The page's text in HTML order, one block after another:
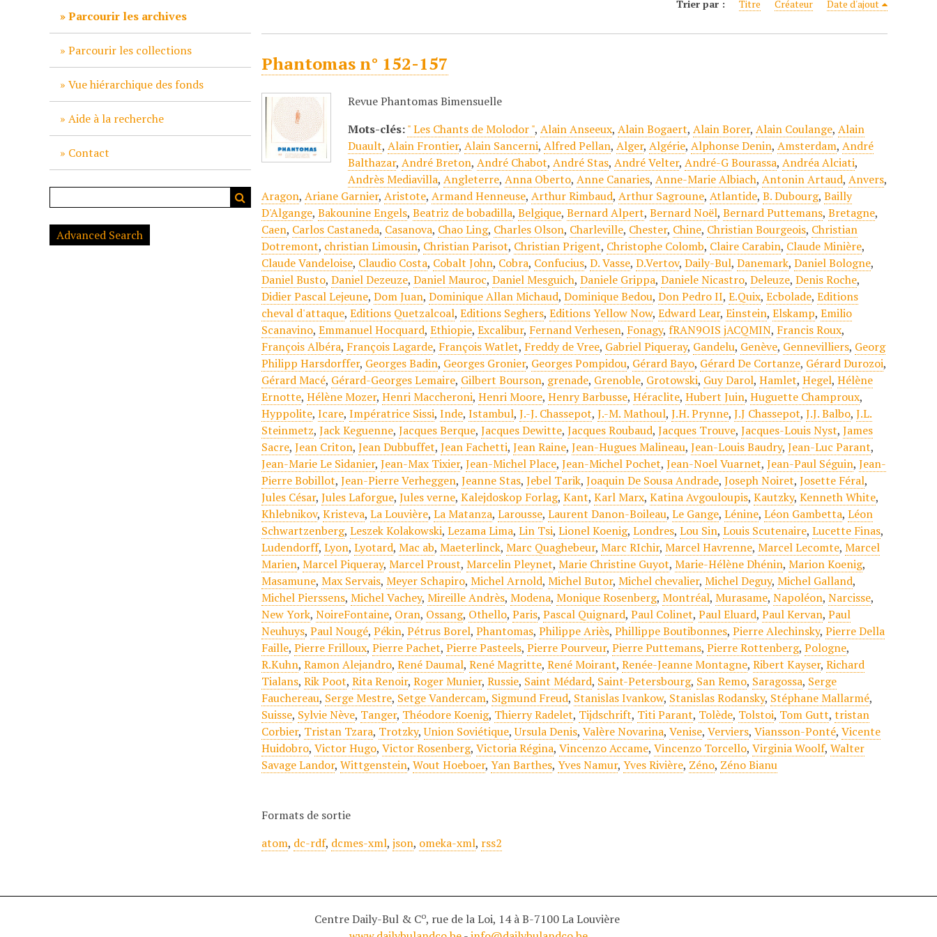
Parcourir les archives
Parcourir les collections
Vue hiérarchique des fonds
Aide à la recherche
Contact
Advanced Search
Trier par : Titre Créateur Date d'ajout
Phantomas n° 152-157
Revue Phantomas Bimensuelle
Mots-clés:" Les Chants de Molodor ",Alain Anseeux,Alain Bogaert,Alain Borer,Alain Coulange,Alain
Duault,Alain Frontier,Alain Sancerni,Alfred Pellan,Alger,Algérie,Alphonse Denin,Amsterdam,André
Balthazar,André Breton,André Chabot,André Stas,André Velter,André-G Bourassa,Andréa Alciati,
Andrès Mediavilla,Angleterre,Anna Oberto,Anne Canaries,Anne-Marie Albiach,Antonin Artaud,Anvers,
Aragon,Ariane Garnier,Aristote,Armand Henneuse,Arthur Rimbaud,Arthur Sagroune,Atlantide,B. Dubourg,Bailly
D'Algange,Bakounine Engels,Beatriz de bobadilla,Belgique,Bernard Alpert,Bernard Noël,Bernard Puttemans,Bretagne,
Caen, Carlos Castaneda, Casanova, Chao Ling, Charles Olson, Charleville, Chester, Chine, Christian Bourgeois, Christian
Dotremont, christian Limousin, Christian Parisot, Christian Prigent, Christophe Colomb, Claire Carabin, Claude Minière,
Claude Vandeloise, Claudio Costa, Cobalt John, Cobra, Confucius,D. Vasse,D.Vertov,Daily-Bul,Danemark,Daniel Bologne,
Daniel Busto,Daniel Dezeuze,Daniel Mauroc,Daniel Mesguich,Daniele Grippa,Daniele Nicastro,Deleuze,Denis Roche,
Didier Pascal Lejeune,Dom Juan,Dominique Allan Michaud,Dominique Bedou,Don Pedro II,E.Quix,Ecbolade,Editions
cheval d'attaque,Editions Quetzalcoal,Editions Seghers,Editions Yellow Now,Edward Lear,Einstein,Elskamp,Emilio
Scanavino,Emmanuel Hocquard,Ethiopie,Excalibur, Fernand Verhesen, Fonagy,fRAN9OIS jACQMIN, Francis Roux,
François Albéra, François Lagarde, François Watlet, Freddy de Vree, Gabriel Piqueray, Gandelu, Genève, Gennevilliers, Georg
Philipp Harsdorffer, Georges Badin, Georges Gronier, Georges Pompidou, Gérard Bayo, Gérard De Cortanze, Gérard Durozoi,
Gérard Macé, Gérard-Georges Lemaire, Gilbert Bourson, grenade, Grenoble, Grotowski, Guy Darol,Hamlet,Hegel,Hélène
Ernotte,Hélène Mozer,Henri Maccheroni,Henri Moore,Henry Barbusse,Héraclite,Hubert Juin,Huguette Champroux,
Hyppolite,Icare,Impératrice Sissi,Inde,Istambul,J.-J. Chassepot,J.-M. Mathoul,J.H. Prynne,J.J Chassepot,J.J. Balbo,J.L.
Steinmetz,Jack Keguenne,Jacques Berque,Jacques Dewitte,Jacques Roubaud,Jacques Trouve,Jacques-Louis Nyst,James
Sacre,Jean Criton,Jean Dubbuffet,Jean Fachetti,Jean Raine,Jean-Hugues Malineau,Jean-Louis Baudry,Jean-Luc Parant,
Jean-Marie Le Sidanier,Jean-Max Tixier,Jean-Michel Place,Jean-Michel Pochet,Jean-Noel Vuarnet,Jean-Paul Séguin,Jean-
Pierre Bobillot,Jean-Pierre Verheggen,Jeanne Stas,Jebel Tarik,Joaquin De Sousa Andrade,Joseph Noiret,Josette Féral,
Jules César,Jules Laforgue,Jules verne,Kalejdoskop Forlag,Kant,Karl Marx,Katina Avgouloupis,Kautzky,Kenneth White,
Khlebnikov,Kristeva,La Louvière,La Matanza,Larousse,Laurent Danon-Boileau,Le Gange,Lénine,Léon Gambetta,Léon
Schwartzenberg,Leszek Kolakowski,Lezama Lima,Lin Tsi,Lionel Koenig,Londres,Lou Sin,Louis Scutenaire,Lucette Finas,
Ludendorff,Lyon,Lyotard,Mac ab,Maeterlinck,Marc Quaghebeur,Marc RIchir,Marcel Havrenne,Marcel Lecomte,Marcel
Marien,Marcel Piqueray,Marcel Proust,Marcelin Pleynet,Marie Christine Guyot,Marie-Hélène Dhénin,Marion Koenig,
Masamune,Max Servais,Meyer Schapiro,Michel Arnold,Michel Butor,Michel chevalier,Michel Deguy,Michel Galland,
Michel Pierssens,Michel Vachey,Mireille Andrès,Modena,Monique Rosenberg,Montréal,Murasame,Napoléon,Narcisse,
New York,NoireFontaine, Oran, Ossang, Othello,Paris,Pascal Quignard,Paul Colinet,Paul Eluard,Paul Kervan,Paul
Neuhuys,Paul Nougé,Pékin,Pétrus Borel,Phantomas,Philippe Ariès,Phillippe Boutibonnes,Pierre Alechinsky,Pierre Della
Faille,Pierre Frilloux,Pierre Pachet,Pierre Pasteels,Pierre Pourveur,Pierre Puttemans,Pierre Rottenberg,Pologne,
R.Kuhn,Ramon Alejandro,René Daumal,René Magritte,René Moirant,Renée-Jeanne Montagne,Ribert Kayser,Richard
Tialans,Rik Poot,Rita Renoir,Roger Munier,Russie, Saint Médard, Saint-Petersbourg, San Remo, Saragossa, Serge
Fauchereau, Serge Mestre, Setge Vandercam, Sigmund Freud, Stanislas Ivankow, Stanislas Rodansky, Stéphane Mallarmé,
Suisse, Sylvie Nève, Tanger, Théodore Koenig, Thierry Radelet, Tijdschrift, Titi Parant, Tolède, Tolstoi, Tom Gutt,tristan
Corbier, Tristan Tzara, Trotzky,Union Soviétique,Ursula Denis,Valère Novarina,Venise,Verviers,Viansson-Ponté,Vicente
Huidobro,Victor Hugo,Victor Rosenberg,Victoria Régina,Vincenzo Accame,Vincenzo Torcello,Virginia Woolf,Walter
Savage Landor,Wittgenstein,Wout Hoeboer,Yan Barthes,Yves Namur,Yves Rivière, Zéno, Zéno Bianu
Formats de sortie
atom, dc-rdf, dcmes-xml,json, omeka-xml, rss2
Centre Daily-Bul & Co, rue de la Loi, 14 à B-7100 La Louvière